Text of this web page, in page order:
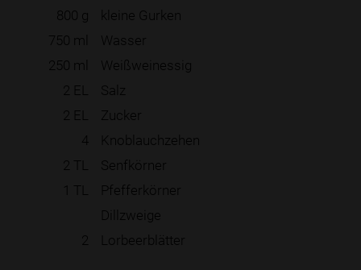
800 g
kleine Gurken
750 ml
Wasser
250 ml
Weißweinessig
2 EL
Salz
2 EL
Zucker
4
Knoblauchzehen
2 TL
Senfkörner
1 TL
Pfefferkörner
Dillzweige
2
Lorbeerblätter